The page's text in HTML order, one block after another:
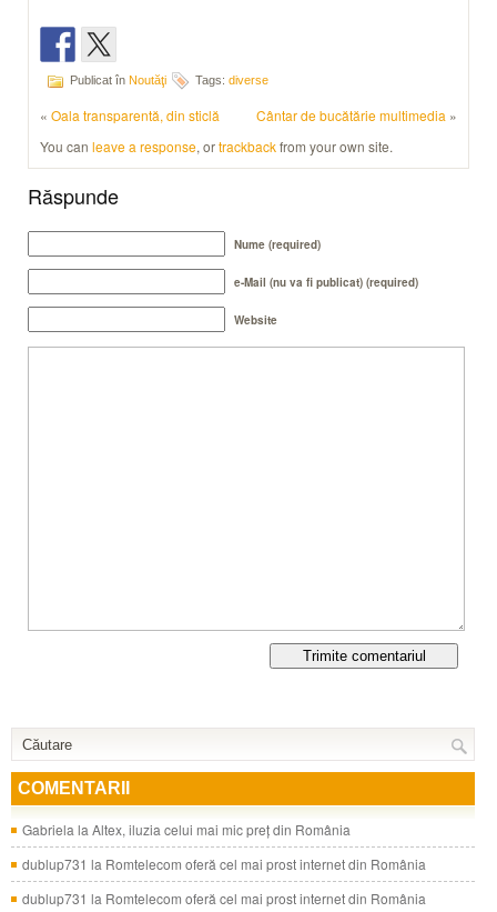
Publicat în Noutăţi Tags: diverse
« Oala transparentă, din sticlă Cântar de bucătărie multimedia »
You can leave a response, ortrackbackfrom your own site.
Răspunde
Nume (required)
e-Mail (nu va fi publicat) (required)
Website
COMENTARII
Gabriela la Altex, iluzia celui mai mic preţ din România
dublup731 la Romtelecom oferă cel mai prost internet din România
dublup731 la Romtelecom oferă cel mai prost internet din România